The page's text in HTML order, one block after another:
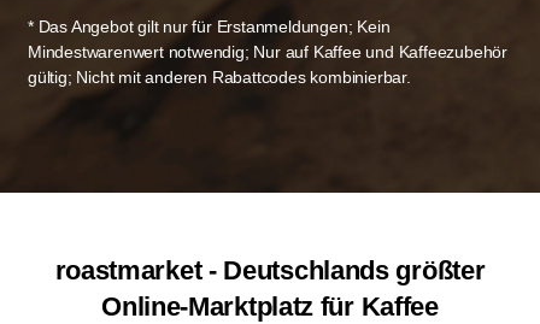
* Das Angebot gilt nur für Erstanmeldungen; Kein
Mindestwarenwert notwendig; Nur auf Kaffee und Kaffeezubehör
gültig; Nicht mit anderen Rabattcodes kombinierbar.
roastmarket - Deutschlands größter
Online-Marktplatz für Kaffee